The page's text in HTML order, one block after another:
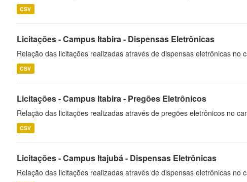
CSV
Licitações - Campus Itabira - Dispensas Eletrônicas
Relação das licitações realizadas através de dispensas eletrônicas no
CSV
Licitações - Campus Itabira - Pregões Eletrônicos
Relação das licitações realizadas através de pregões eletrônicos no
CSV
Licitações - Campus Itajubá - Dispensas Eletrônicas
Relação das licitações realizadas através de dispensas eletrônicas no